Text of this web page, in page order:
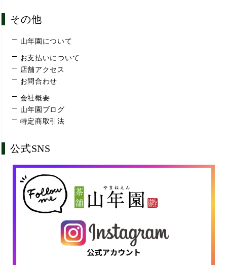
その他
山年園について
お支払いについて
店舗アクセス
お問合わせ
会社概要
山年園ブログ
特定商取引法
公式SNS